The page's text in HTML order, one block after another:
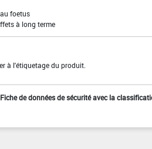
foetus
à long terme
à l'étiquetage du produit.
de données de sécurité avec la